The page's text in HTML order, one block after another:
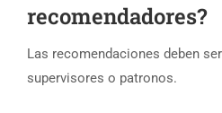
recomendadores?
Las recomendaciones deben
supervisores o patronos.